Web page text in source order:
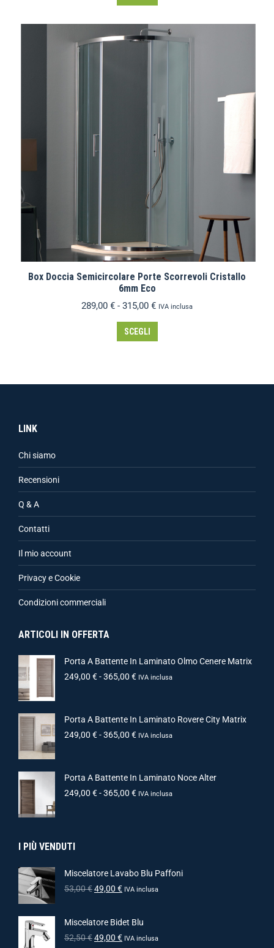
Box Doccia Semicircolare Porte Scorrevoli Cristallo
6mm Eco
289,00 € - 315,00 € IVA inclusa
SCEGLI
LINK
Chi siamo
Recensioni
Q & A
Contatti
Il mio account
Privacy e Cookie
Condizioni commerciali
ARTICOLI IN OFFERTA
Porta A Battente In Laminato Olmo Cenere Matrix
249,00 €-365,00 € IVA inclusa
Porta A Battente In Laminato Rovere City Matrix
249,00 €-365,00 € IVA inclusa
Porta A Battente In Laminato Noce Alter
249,00 €-365,00 € IVA inclusa
I PIÙ VENDUTI
Miscelatore Lavabo Blu Paffoni
53,00€49,00 € IVA inclusa
Miscelatore Bidet Blu
52,50€49,00 € IVA inclusa